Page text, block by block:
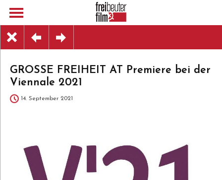
GROSSE FREIHEIT AT Premiere bei der
Viennale 2021
14. September 2021